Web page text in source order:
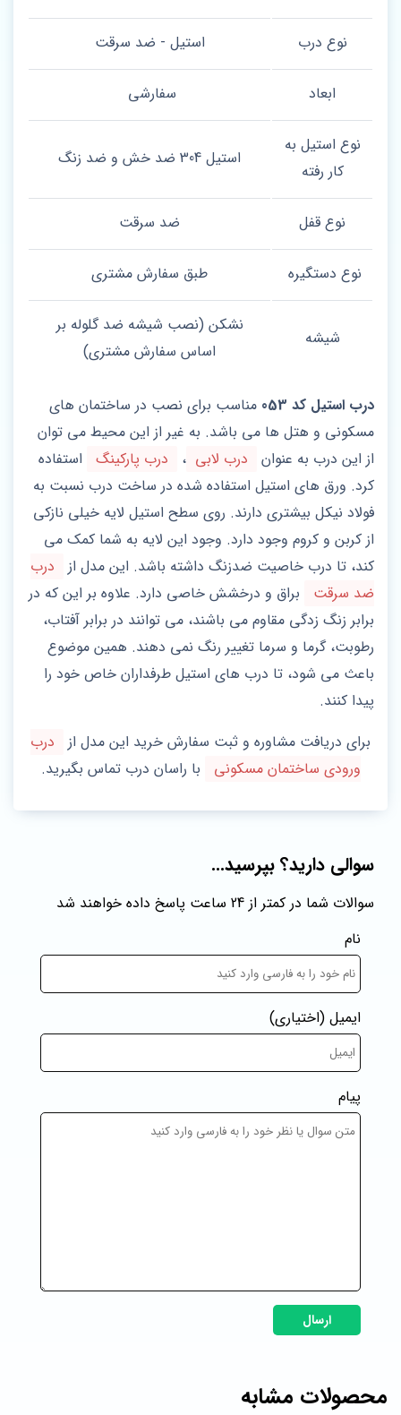
نوع درب استیل - ضد سرقت
ابعاد سفارشی
نوع استیل به
کار رفته
استیل 304 ضد خش و ضد زنگ
نوع قفل ضد سرقت
نوع دستگیره طبق سفارش مشتری
شیشه
نشکن (نصب شیشه ضد گلوله بر
اساس سفارش مشتری)
درب استیل کد 053
مناسب برای نصب در ساختمان های
مسکونی و هتل ها می باشد. به غیر از این محیط می توان
از این درب به عنوان
درب لابی ، درب پارکینگ
استفاده
کرد. ورق های استیل استفاده شده در ساخت درب نسبت به
فولاد نیکل بیشتری دارند. روی سطح استیل لایه خیلی نازکی
از کربن و کروم وجود دارد. وجود این لایه به شما کمک می
کند، تا درب خاصیت ضدزنگ داشته باشد. این مدل از
درب
ضد سرقت
براق و درخشش خاصی دارد. علاوه بر این که در
برابر زنگ زدگی مقاوم می باشند، می توانند در برابر آفتاب،
رطوبت، گرما و سرما تغییر رنگ نمی دهند. همین موضوع
باعث می شود، تا درب های استیل طرفداران خاص خود را
پیدا کنند.
برای دریافت مشاوره و ثبت سفارش خرید این مدل از
درب
ورودی ساختمان مسکونی
با راسان درب تماس بگیرید.
سوالی دارید؟ بپرسید...
سوالات شما در کمتر از 24 ساعت پاسخ داده خواهند شد
نام
ایمیل (اختیاری)
پیام
ارسال
محصولات مشابه